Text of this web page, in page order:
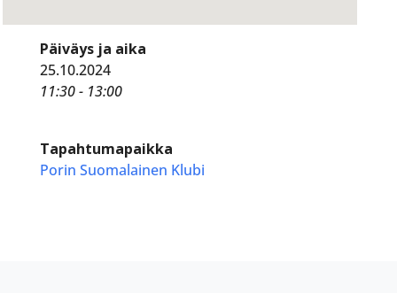
Päiväys ja aika
25.10.2024
11:30 - 13:00
Tapahtumapaikka
Porin Suomalainen Klubi